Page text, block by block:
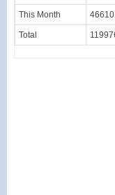
This Month 46610
Total